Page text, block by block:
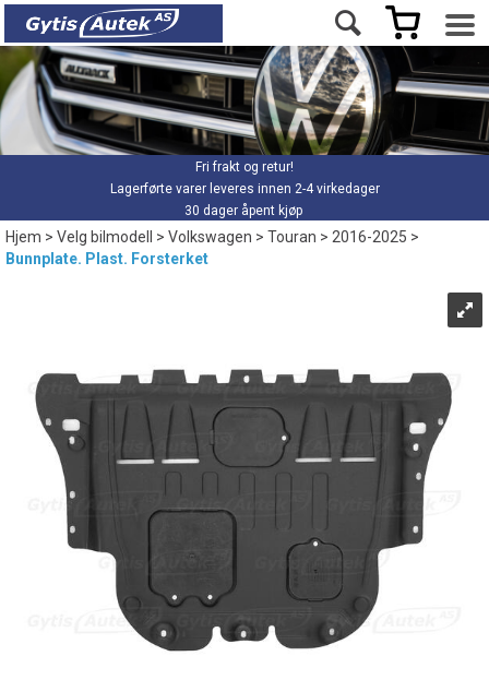
Fri frakt og retur!
Lagerførte varer leveres innen 2-4 virkedager
30 dager åpent kjøp
Hjem>Velg bilmodell >Volkswagen>Touran>2016-2025>
Bunnplate. Plast. Forsterket